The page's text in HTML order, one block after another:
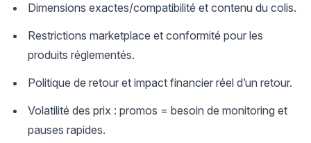
Dimensions exactes/compatibilité et contenu du colis.
Restrictions marketplace et conformité pour les
produits réglementés.
Politique de retour et impact financier réel d’un retour.
Volatilité des prix : promos = besoin de monitoring et
pauses rapides.